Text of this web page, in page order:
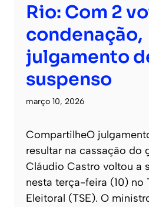
Rio: Com 2
condenação,
julgamento
suspenso
março 10, 2026
CompartilheO
resultar na cassação do
Cláudio Castro voltou a
nesta terça-feira (10) no
Eleitoral (TSE). O